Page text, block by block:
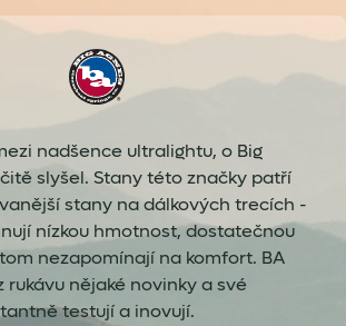
nadšence ultralightu, o Big
slyšel. Stany této značky patří
stany na dálkových trecích -
nízkou hmotnost, dostatečnou
nezapomínají na komfort. BA
rukávu nějaké novinky a své
testují a inovují.